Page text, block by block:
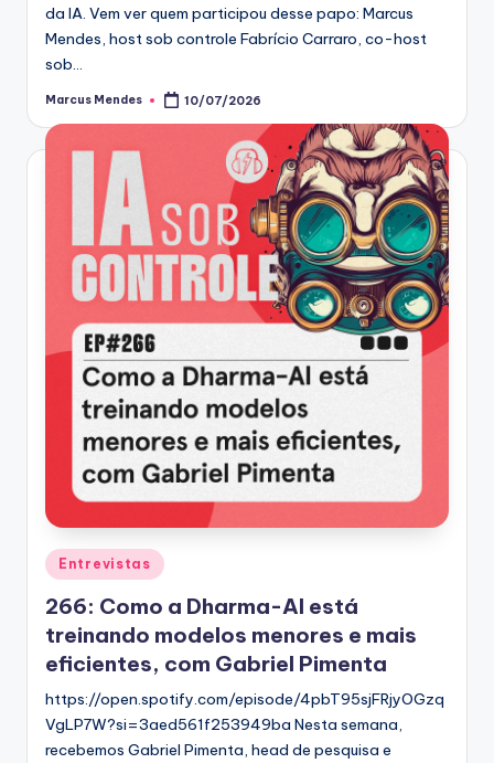
da IA. Vem ver quem participou desse papo: Marcus
Mendes, host sob controle Fabrício Carraro, co-host
sob…
Posted
Marcus Mendes 10/07/2026
Posted
in
Entrevistas
266: Como a Dharma-AI está
treinando modelos menores e mais
eficientes, com Gabriel Pimenta
https://open.spotify.com/episode/4pbT95sjFRjyOGzq
VgLP7W?si=3aed561f253949ba Nesta semana,
recebemos Gabriel Pimenta, head de pesquisa e